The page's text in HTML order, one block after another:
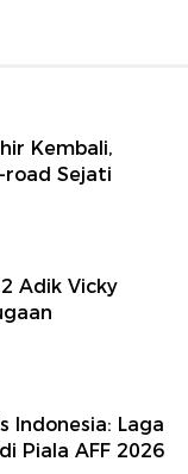
Kembali,
road Sejati
Adik Vicky
Indonesia: Laga
Piala AFF 2026